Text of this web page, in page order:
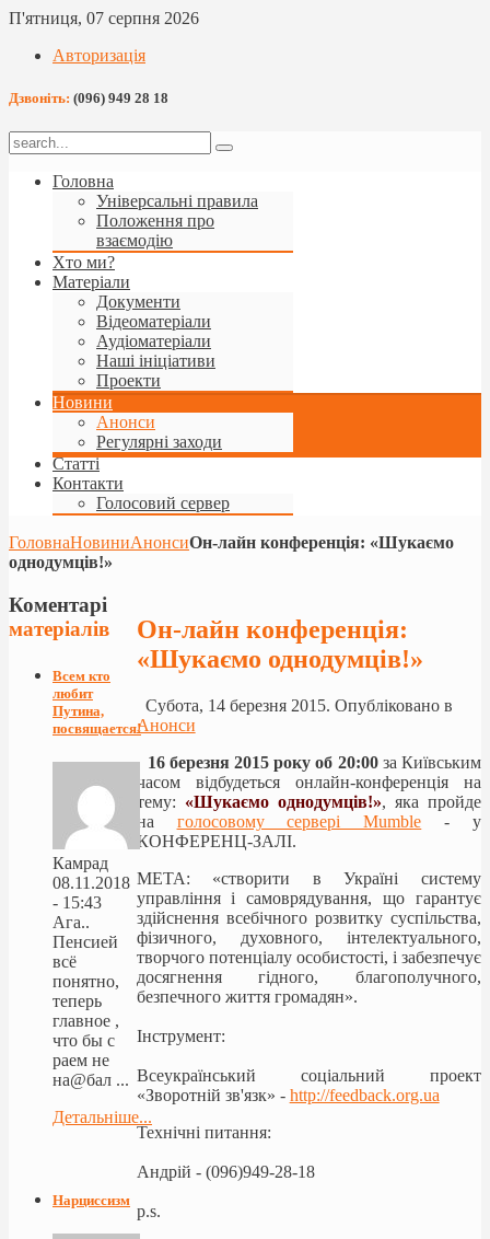
П'ятниця, 07 серпня 2026
Авторизація
Дзвоніть: (096) 949 28 18
Головна
Універсальні правила
Положення про
взаємодію
Хто ми?
Матеріали
Документи
Відеоматеріали
Аудіоматеріали
Наші ініціативи
Проекти
Новини
Анонси
Регулярні заходи
Статті
Контакти
Голосовий сервер
ГоловнаНовиниАнонсиОн-лайн конференцiя: «Шукаємо
однодумців!»
Он-лайн конференцiя:
«Шукаємо однодумців!»
Субота, 14 березня 2015. Опубліковано в
Анонси
16 березня2015 року об 20:00 за Київським
часом відбудеться онлайн-конференція на
тему: «Шукаємо однодумців!», яка пройде
на
голосовому сервері Mumble - у
КОНФЕРЕНЦ-ЗАЛІ.
МЕТА: «створити в Україні систему
управління і самоврядування, що гарантує
здійснення всебічного розвитку суспільства,
фізичного, духовного, інтелектуального,
творчого потенціалу особистості, і забезпечує
досягнення гідного, благополучного,
безпечного життя громадян».
Iнструмент:
Всеукраїнський соціальний проект
«Зворотній зв'язк» - http://feedback.org.ua
Технічні питання:
Андрiй - (096)949-28-18
p.s.
Коментарі
матеріалів
Всем кто
любит
Путина,
посвящается!
Камрад
08.11.2018
- 15:43
Ага..
Пенсией
всё
понятно,
теперь
главное ,
что бы с
раем не
на@бал ...
Детальніше...
Нарциссизм